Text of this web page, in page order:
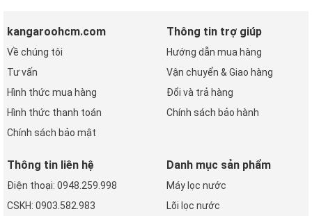
kangaroohcm.com
Về chúng tôi
Tư vấn
Hình thức mua hàng
Hình thức thanh toán
Chính sách bảo mật
Thông tin trợ giúp
Hướng dẫn mua hàng
Vận chuyển & Giao hàng
Đổi và trả hàng
Chính sách bảo hành
Thông tin liên hệ
Điện thoại: 0948.259.998
CSKH: 0903.582.983
Danh mục sản phẩm
Máy lọc nước
Lõi lọc nước